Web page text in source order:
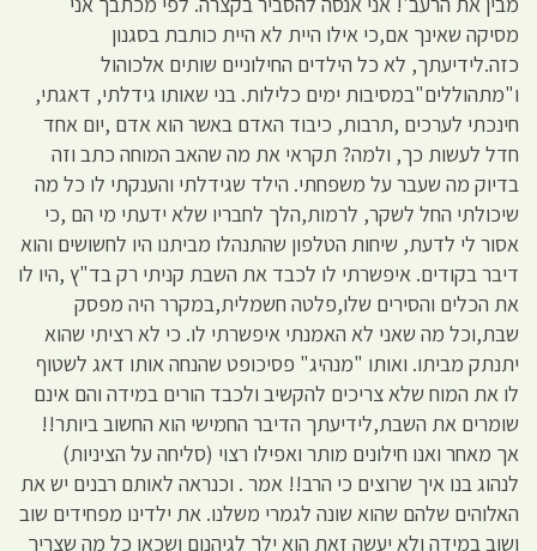
מסיקה שאינך אם,כי אילו היית לא היית כותבת בסגנון
כזה.לידיעתך, לא כל הילדים החילוניים שותים אלכוהול
ו"מתהוללים"במסיבות ימים כלילות. בני שאותו גידלתי, דאגתי,
חינכתי לערכים ,תרבות, כיבוד האדם באשר הוא אדם ,יום אחד
חדל לעשות כך, ולמה? תקראי את מה שהאב המוחה כתב וזה
בדיוק מה שעבר על משפחתי. הילד שגידלתי והענקתי לו כל מה
שיכולתי החל לשקר, לרמות,הלך לחבריו שלא ידעתי מי הם ,כי
אסור לי לדעת, שיחות הטלפון שהתנהלו מביתנו היו לחשושים והוא
דיבר בקודים. איפשרתי לו לכבד את השבת קניתי רק בד"ץ ,היו לו
את הכלים והסירים שלו,פלטה חשמלית,במקרר היה מפסק
שבת,וכל מה שאני לא האמנתי איפשרתי לו. כי לא רציתי שהוא
יתנתק מביתו. ואותו "מנהיג" פסיכופט שהנחה אותו דאג לשטוף
לו את המוח שלא צריכים להקשיב ולכבד הורים במידה והם אינם
שומרים את השבת,לידיעתך הדיבר החמישי הוא החשוב ביותר!!
אך מאחר ואנו חילונים מותר ואפילו רצוי (סליחה על הציניות)
לנהוג בנו איך שרוצים כי הרב!! אמר . וכנראה לאותם רבנים יש את
האלוהים שלהם שהוא שונה לגמרי משלנו. את ילדינו מפחידים שוב
ושוב במידה ולא יעשה זאת הוא ילך לגיהנום ושכאן כל מה שצריך